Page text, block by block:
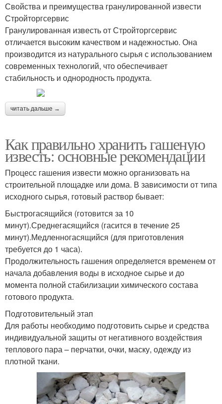
Свойства и преимущества гранулированной извести
Стройторгсервис
Гранулированная известь от Стройторгсервис
отличается высоким качеством и надежностью. Она
производится из натурального сырья с использованием
современных технологий, что обеспечивает
стабильность и однородность продукта.
читать дальше →
Как правильно хранить гашеную
известь: основные рекомендации
Процесс гашения извести можно организовать на
строительной площадке или дома. В зависимости от типа
исходного сырья, готовый раствор бывает:
Быстрогасящийся (готовится за 10
минут).Среднегасящийся (гасится в течение 25
минут).Медленногасящийся (для приготовления
требуется до 1 часа).
Продолжительность гашения определяется временем от
начала добавления воды в исходное сырье и до
момента полной стабилизации химического состава
готового продукта.
Подготовительный этап
Для работы необходимо подготовить сырье и средства
индивидуальной защиты от негативного воздействия
теплового пара – перчатки, очки, маску, одежду из
плотной ткани.